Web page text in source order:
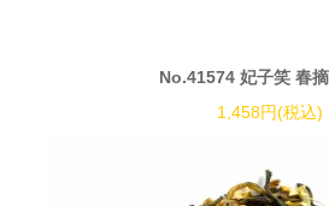
No.41574 妃子笑 春
1,458円(税込)